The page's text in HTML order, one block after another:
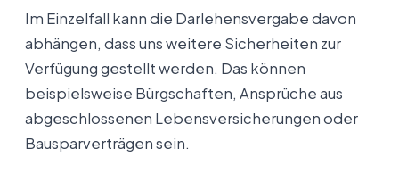
Im Einzelfall kann die Darlehensvergabe davon
abhängen, dass uns weitere Sicherheiten zur
Verfügung gestellt werden. Das können
beispielsweise Bürgschaften, Ansprüche aus
abgeschlossenen Lebensversicherungen oder
Bausparverträgen sein.